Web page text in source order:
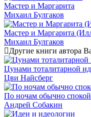
Мастер и Маргарита
Михаил Булгаков
Мастер и Маргарита
Михаил Булгаков
Другие книги автора
Цунами тоталитарной
Цви Найсберг
По ночам обычно
Андрей Собакин